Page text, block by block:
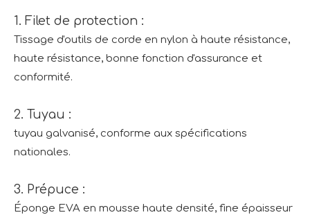
1. Filet de protection :
Tissage d'outils de corde en nylon à haute résistance,
haute résistance, bonne fonction d'assurance et
conformité.
2. Tuyau :
tuyau galvanisé, conforme aux spécifications
nationales.
3. Prépuce :
Éponge EVA en mousse haute densité, fine épaisseur